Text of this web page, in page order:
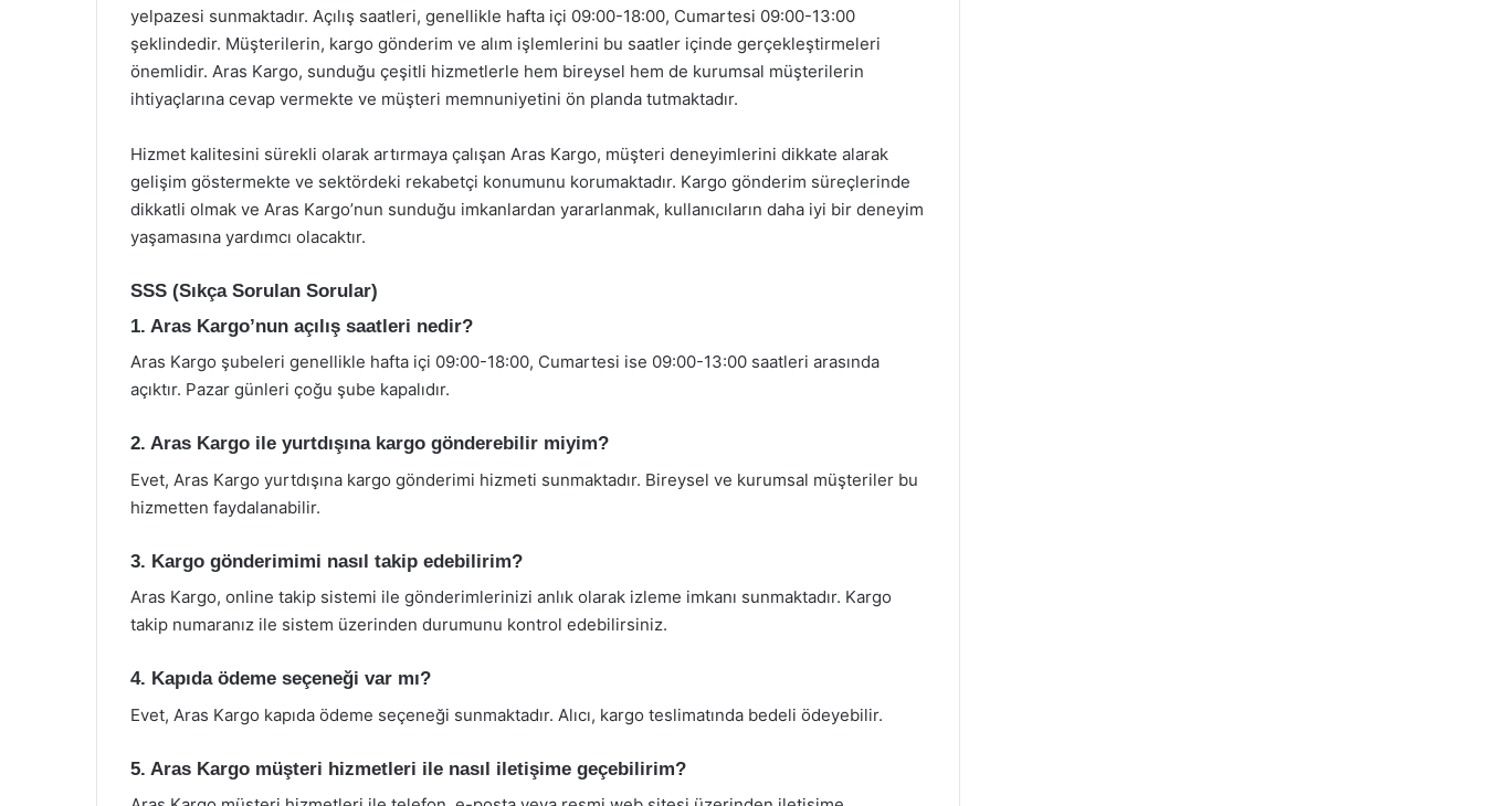
yelpazesi sunmaktadır. Açılış saatleri, genellikle hafta içi 09:00-18:00, Cumartesi 09:00-13:00
şeklindedir. Müşterilerin, kargo gönderim ve alım işlemlerini bu saatler içinde gerçekleştirmeleri
önemlidir. Aras Kargo, sunduğu çeşitli hizmetlerle hem bireysel hem de kurumsal müşterilerin
ihtiyaçlarına cevap vermekte ve müşteri memnuniyetini ön planda tutmaktadır.
Hizmet kalitesini sürekli olarak artırmaya çalışan Aras Kargo, müşteri deneyimlerini dikkate alarak
gelişim göstermekte ve sektördeki rekabetçi konumunu korumaktadır. Kargo gönderim süreçlerinde
dikkatli olmak ve Aras Kargo’nun sunduğu imkanlardan yararlanmak, kullanıcıların daha iyi bir deneyim
yaşamasına yardımcı olacaktır.
SSS (Sıkça Sorulan Sorular)
1. Aras Kargo’nun açılış saatleri nedir?
Aras Kargo şubeleri genellikle hafta içi 09:00-18:00, Cumartesi ise 09:00-13:00 saatleri arasında
açıktır. Pazar günleri çoğu şube kapalıdır.
2. Aras Kargo ile yurtdışına kargo gönderebilir miyim?
Evet, Aras Kargo yurtdışına kargo gönderimi hizmeti sunmaktadır. Bireysel ve kurumsal müşteriler bu
hizmetten faydalanabilir.
3. Kargo gönderimimi nasıl takip edebilirim?
Aras Kargo, online takip sistemi ile gönderimlerinizi anlık olarak izleme imkanı sunmaktadır. Kargo
takip numaranız ile sistem üzerinden durumunu kontrol edebilirsiniz.
4. Kapıda ödeme seçeneği var mı?
Evet, Aras Kargo kapıda ödeme seçeneği sunmaktadır. Alıcı, kargo teslimatında bedeli ödeyebilir.
5. Aras Kargo müşteri hizmetleri ile nasıl iletişime geçebilirim?